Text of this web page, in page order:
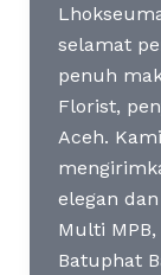
selamat
penuh
Florist,
Aceh.
elegan
Multi
Batuphat